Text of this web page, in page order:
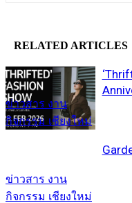
RELATED ARTICLES
ข่าวสาร งาน
กิจกรรม เชียงใหม่
ข่าวสาร งาน
กิจกรรม เชียงใหม่